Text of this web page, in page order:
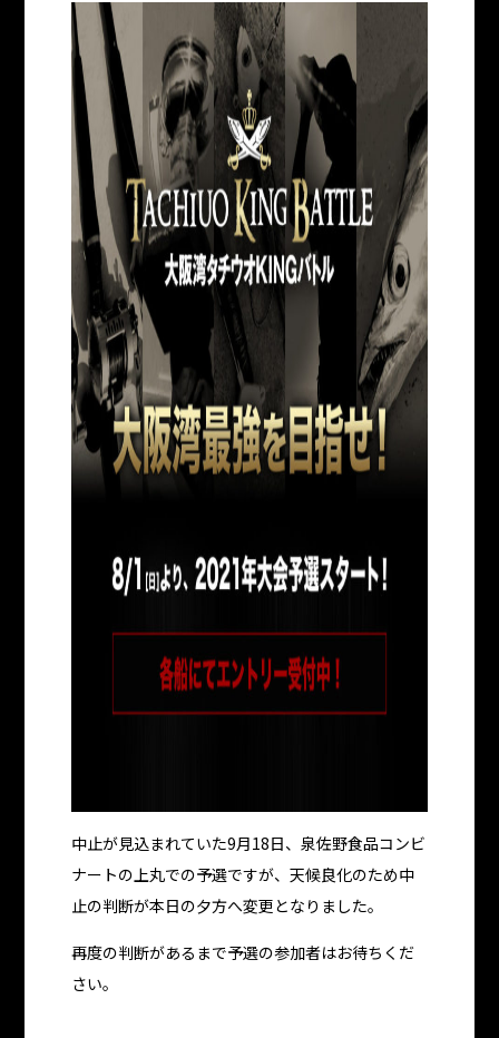
中止が見込まれていた9月18日、泉佐野食品コンビ
ナートの上丸での予選ですが、天候良化のため中
止の判断が本日の夕方へ変更となりました。
再度の判断があるまで予選の参加者はお待ちくだ
さい。